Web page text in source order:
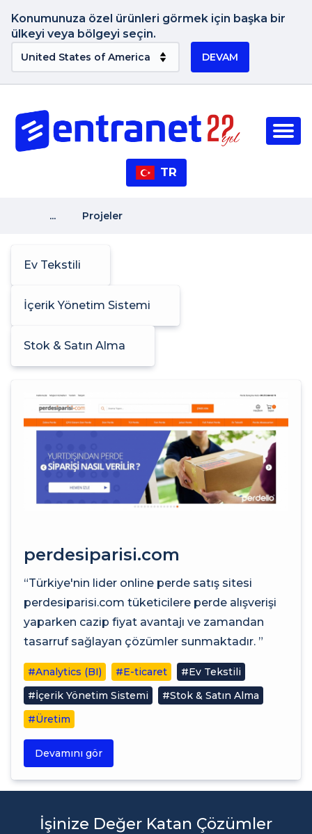
Konumunuza özel ürünleri görmek için başka bir
ülkeyi veya bölgeyi seçin.
DEVAM
TR
... Projeler
Ev Tekstili
İçerik Yönetim Sistemi
Stok & Satın Alma
perdesiparisi.com
“Türkiye'nin lider online perde satış sitesi
perdesiparisi.com tüketicilere perde alışverişi
yaparken cazip fiyat avantajı ve zamandan
tasarruf sağlayan çözümler sunmaktadır. ”
#Analytics (BI) #E-ticaret
#Ev Tekstili
#İçerik Yönetim Sistemi
#Stok & Satın Alma
#Üretim
Devamını gör
İşinize Değer Katan Çözümler